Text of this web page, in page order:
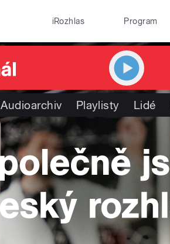
iRozhlas Program
Audioarchiv Playlisty Lidé